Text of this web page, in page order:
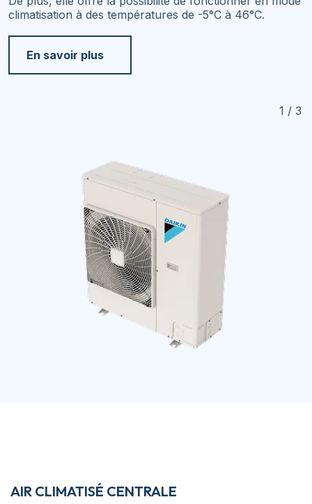
climatisation à des températures de -5°C à 46°C.
En savoir plus
1 / 3
AIR CLIMATISÉ CENTRALE